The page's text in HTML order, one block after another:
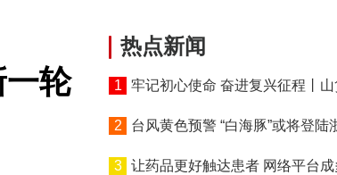
轮
热点新闻
1
牢记初心使命 奋进复兴征程丨山
2
台风黄色预警 “白海豚”或将登陆
3
让药品更好触达患者 网络平台